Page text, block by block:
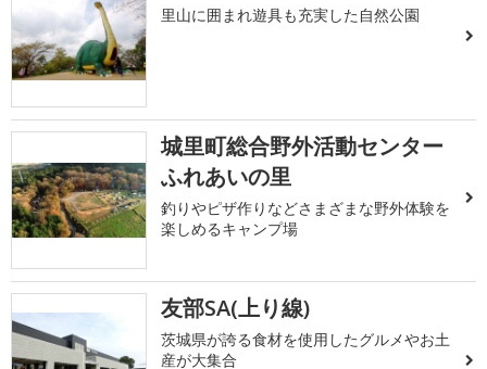
里山に囲まれ遊具も充実した自然公園
城里町総合野外活動センター
ふれあいの里
釣りやピザ作りなどさまざまな野外体験を
楽しめるキャンプ場
友部SA(上り線)
茨城県が誇る食材を使用したグルメやお土
産が大集合